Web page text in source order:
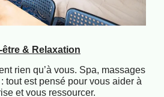
être & Relaxation
rien qu’à vous. Spa, massages
tout est pensé pour vous aider à
et vous ressourcer.